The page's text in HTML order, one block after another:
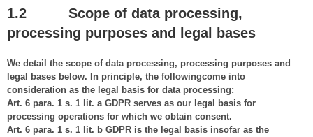
1.2 Scope of data processing,
processing purposes and legal bases
We detail the scope of data processing, processing purposes and
legal bases below. In principle, the followingcome into
consideration as the legal basis for data processing:
Art. 6 para. 1 s. 1 lit. a GDPR serves as our legal basis for
processing operations for which we obtain consent.
Art. 6 para. 1 s. 1 lit. b GDPR is the legal basis insofar as the